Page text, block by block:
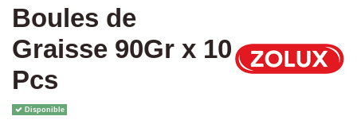
Boules de
Graisse 90Gr x 10
Pcs
Disponible